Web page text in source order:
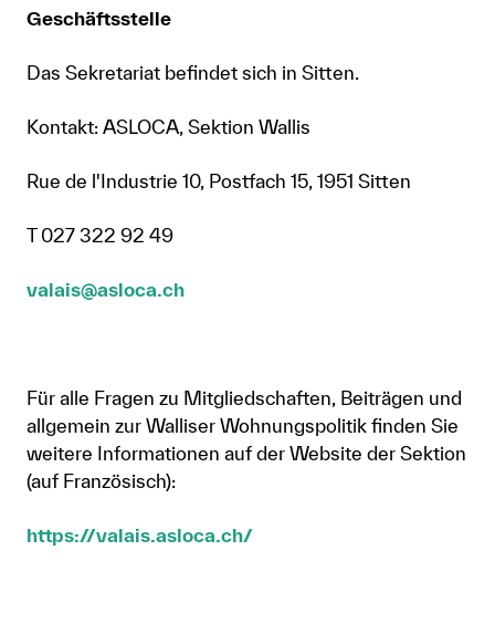
Geschäftsstelle
Das Sekretariat befindet sich in Sitten.
Kontakt: ASLOCA, Sektion Wallis
Rue de l'Industrie 10, Postfach 15, 1951 Sitten
T 027 322 92 49
valais@asloca.ch
Für alle Fragen zu Mitgliedschaften, Beiträgen und
allgemein zur Walliser Wohnungspolitik finden Sie
weitere Informationen auf der Website der Sektion
(auf Französisch):
https://valais.asloca.ch/